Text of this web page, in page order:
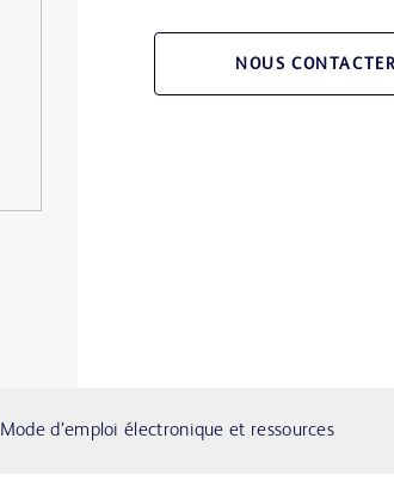
NOUS CONTACTER
Mode d’emploi électronique et ressources